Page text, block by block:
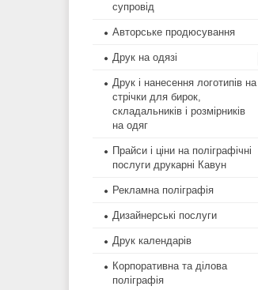
супровід
Авторське продюсування
Друк на одязі
Друк і нанесення логотипів на
стрічки для бирок,
складальників і розмірників
на одяг
Прайси і ціни на поліграфічні
послуги друкарні Кавун
Рекламна поліграфія
Дизайнерські послуги
Друк календарів
Корпоративна та ділова
поліграфія